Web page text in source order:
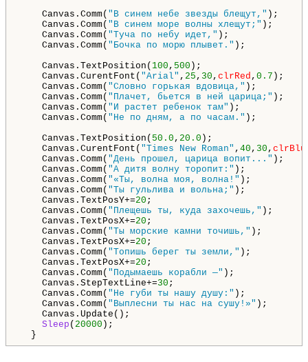
Canvas.Comm( "В синем небе звезды блещут," );
Canvas.Comm( "В синем море волны хлещут;" );
Canvas.Comm( "Туча по небу идет," );
Canvas.Comm( "Бочка по морю плывет." );
Canvas.TextPosition( 100 , 500
Canvas.CurentFont( "Arial" , 25 , 30 , clrRed , 0.7
Canvas.Comm( "Словно горькая вдовица," );
Canvas.Comm( "Плачет, бьется в ней царица;" );
Canvas.Comm( "И растет ребенок там" );
Canvas.Comm( "Не по дням, а по часам." );
Canvas.TextPosition( 50.0 , 20.0
Canvas.CurentFont( "Times New Roman" , 40 , 30 ,
Canvas.Comm( "День прошел, царица вопит..." );
Canvas.Comm( "А дитя волну торопит:" );
Canvas.Comm( "«Ты, волна моя, волна!" );
Canvas.Comm( "Ты гульлива и вольна;" );
Canvas.TextPosY+=20
Canvas.Comm( "Плещешь ты, куда захочешь," );
Canvas.TextPosX+=20
Canvas.Comm( "Ты морские камни точишь," );
Canvas.TextPosX+=20
Canvas.Comm( "Топишь берег ты земли," );
Canvas.TextPosX+=20
Canvas.Comm( "Подымаешь корабли —" );
Canvas.StepTextLine+=30
Canvas.Comm( "Не губи ты нашу душу:" );
Canvas.Comm( "Выплесни ты нас на сушу!»" );
Canvas.Update();
Sleep ( 20000 );
}